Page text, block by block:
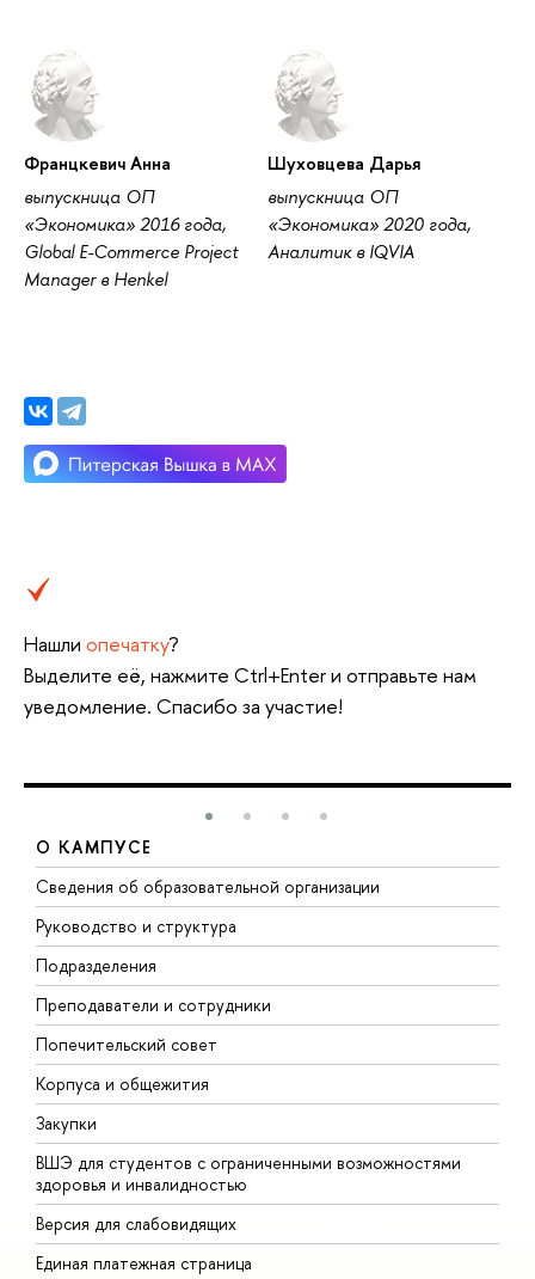
Францкевич Анна
выпускница ОП
«Экономика» 2016 года,
Global E-Commerce Project
Manager в Henkel
Шуховцева Дарья
выпускница ОП
«Экономика» 2020 года,
Аналитик в IQVIA
Нашли опечатку?
Выделите её, нажмите Ctrl+Enter и отправьте нам
уведомление. Спасибо за участие!
О КАМПУСЕ
Сведения об образовательной организации
Руководство и структура
Подразделения
Преподаватели и сотрудники
Попечительский совет
Корпуса и общежития
Закупки
ВШЭ для студентов с ограниченными возможностями
здоровья и инвалидностью
Версия для слабовидящих
Единая платежная страница